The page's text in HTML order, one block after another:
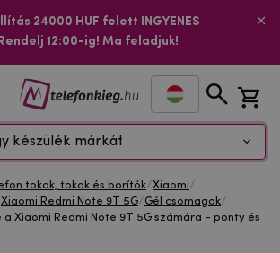
24000 HUF felett INGYENES
12:00-ig! Ma feladjuk!
készülék márkát
tokok, tokok és borítók/Xiaomi/
Xiaomi Redmi Note 9T 5G/Gél csomagok/
a Xiaomi Redmi Note 9T 5G számára - ponty és